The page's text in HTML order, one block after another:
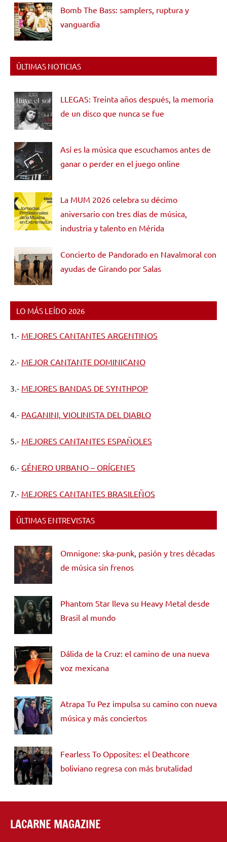
Bomb The Bass: samplers, ruptura y
vanguardia
ÚLTIMAS NOTICIAS
LLEGAS: Treinta años después, la memoria
de un disco que nunca se fue
Así es la música que escuchamos antes de
ganar o perder en el juego online
La MUM 2026 celebra su décimo
aniversario con tres días de música,
industria y talento en Mérida
Concierto de Pandorado en Navalmoral con
ayudas de Girando por Salas
LO MÁS LEÍDO 2026
1.- MEJORES CANTANTES ARGENTINOS
2.- MEJOR CANTANTE DOMINICANO
3.- MEJORES BANDAS DE SYNTHPOP
4.- PAGANINI, VIOLINISTA DEL DIABLO
5.- MEJORES CANTANTES ESPAÑOLES
6.- GÉNERO URBANO – ORÍGENES
7.- MEJORES CANTANTES BRASILEÑOS
ÚLTIMAS ENTREVISTAS
Omnigone: ska-punk, pasión y tres décadas
de música sin frenos
Phantom Star lleva su Heavy Metal desde
Brasil al mundo
Dálida de la Cruz: el camino de una nueva
voz mexicana
Atrapa Tu Pez impulsa su camino con nueva
música y más conciertos
Fearless To Opposites: el Deathcore
boliviano regresa con más brutalidad
LACARNE MAGAZINE